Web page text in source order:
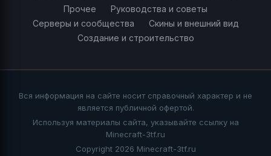
Прочее
Руководства и советы
Серверы и сообщества
Скины и внешний вид
Создание и строительство
Вся информация на сайте носит справочный характер и не
является публичной офертой.
Используя материалы сайта, указывайте ссылку на
Minecraft-3tf.ru
Copyright 2026 Minecraft-3tf.ru